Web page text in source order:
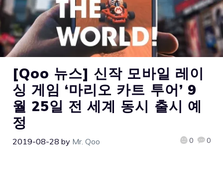
[Qoo 뉴스] 신작 모바일 레이
싱 게임 ‘마리오 카트 투어’ 9
월 25일 전 세계 동시 출시 예
정
2019-08-28 by Mr. Qoo 0 0